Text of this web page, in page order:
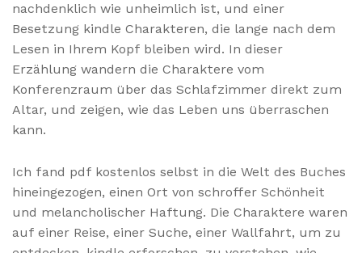
nachdenklich wie unheimlich ist, und einer
Besetzung kindle Charakteren, die lange nach dem
Lesen in Ihrem Kopf bleiben wird. In dieser
Erzählung wandern die Charaktere vom
Konferenzraum über das Schlafzimmer direkt zum
Altar, und zeigen, wie das Leben uns überraschen
kann.
Ich fand pdf kostenlos selbst in die Welt des Buches
hineingezogen, einen Ort von schroffer Schönheit
und melancholischer Haftung. Die Charaktere waren
auf einer Reise, einer Suche, einer Wallfahrt, um zu